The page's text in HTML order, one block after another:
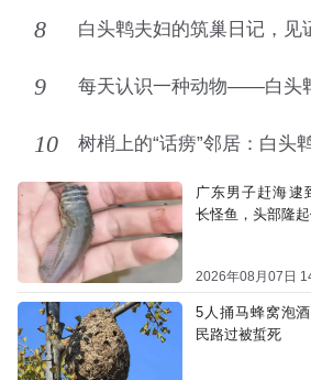
8
9 每天认识一种动物——白头
10
广东男子赶海逮
长怪鱼，头部隆
2026年08月07日
5人捅马蜂窝泡
民路过被蜇死